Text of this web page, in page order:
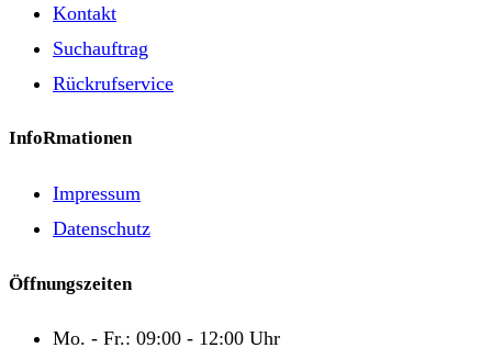
Kontakt
Suchauftrag
Rückrufservice
InfoRmationen
Impressum
Datenschutz
Öffnungszeiten
Mo. - Fr.: 09:00 - 12:00 Uhr